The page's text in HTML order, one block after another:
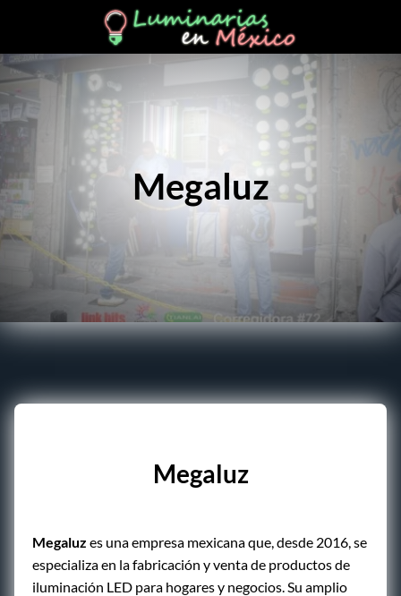
Megaluz
Megaluz
Megaluz es una empresa mexicana que, desde 2016, se
especializa en la fabricación y venta de productos de
iluminación LED para hogares y negocios. Su amplio